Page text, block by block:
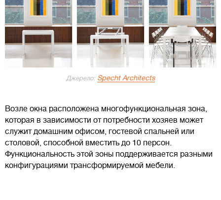
Джерело: Specht Architects
Возле окна расположена многофункциональная зона,
которая в зависимости от потребности хозяев может
служит домашним офисом, гостевой спальней или
столовой, способной вместить до 10 персон.
Функциональность этой зоны поддерживается разными
конфигурациями трансформируемой мебели.